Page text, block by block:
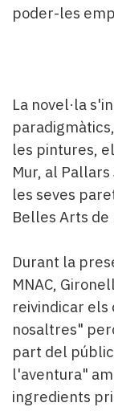
poder-les
La novel·la
les pintures,
Mur, al
les seves
Belles Arts de
Durant la
MNAC,
reivindicar els
nosaltres"
part del
l'aventura"
ingredients